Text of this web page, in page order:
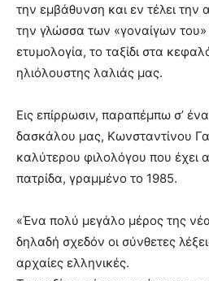
την εμβάθυνση και εν τέλει την
την γλώσσα των «γοναίγων
ετυμολογία, το ταξίδι στα
ηλιόλουστης λαλιάς μας.
Εις επίρρωσιν, παραπέμπω σ’
δασκάλου μας, Κωνσταντίνου
καλύτερου φιλολόγου που έχει
πατρίδα, γραμμένο το 1985.
«Ένα πολύ μεγάλο μέρος της
δηλαδή σχεδόν οι σύνθετες
αρχαίες ελληνικές.